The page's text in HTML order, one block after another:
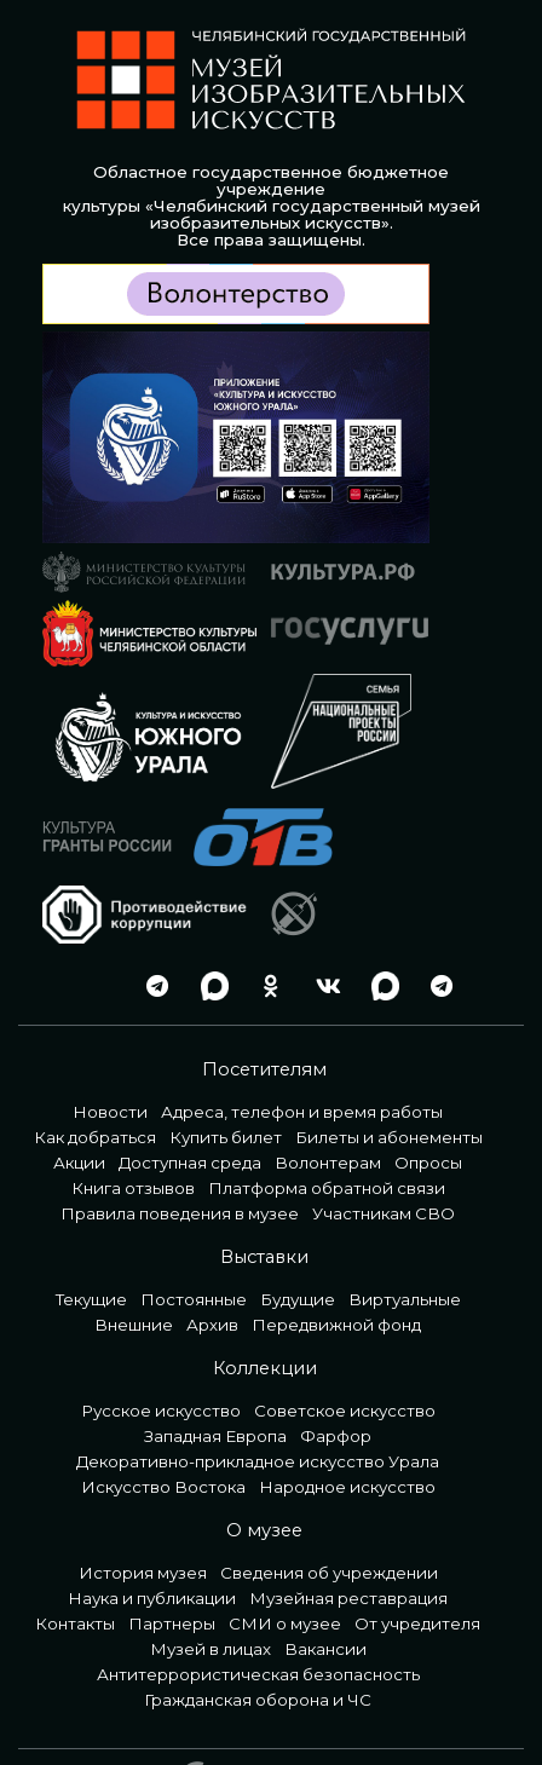
Областное государственное бюджетное
учреждение
культуры «Челябинский государственный музей
изобразительных искусств».
Все права защищены.
Посетителям
Новости
Адреса, телефон и время работы
Как добраться
Купить билет
Билеты и абонементы
Акции
Доступная среда Волонтерам
Опросы
Книга отзывов
Платформа обратной связи
Правила поведения в музее
Участникам СВО
Выставки
Текущие Постоянные Будущие
Виртуальные
Внешние
Архив Передвижной фонд
Коллекции
Русское искусство
Советское искусство
Западная Европа
Фарфор
Декоративно-прикладное искусство Урала
Искусство Востока
Народное искусство
О музее
История музея
Сведения об учреждении
Наука и публикации
Музейная реставрация
Контакты
Партнеры СМИ о музее
От учредителя
Музей в лицах
Вакансии
Антитеррористическая безопасность
Гражданская оборона и ЧС